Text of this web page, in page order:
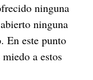
ninguna
ninguna
En este punto
a estos